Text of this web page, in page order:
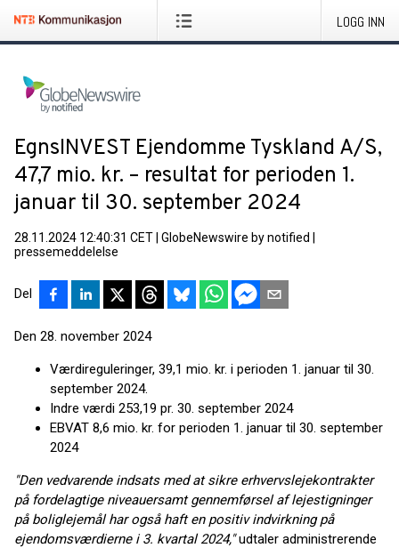
LOGG INN
EgnsINVEST Ejendomme Tyskland A/S,
47,7 mio. kr. – resultat for perioden 1.
januar til 30. september 2024
28.11.2024 12:40:31 CET GlobeNewswire by notified
pressemeddelelse
Del
Den 28. november 2024
Værdireguleringer, 39,1 mio. kr. i perioden 1. januar til 30.
september 2024.
Indre værdi 253,19 pr. 30. september 2024
EBVAT 8,6 mio. kr. for perioden 1. januar til 30. september
2024
"Den vedvarende indsats med at sikre erhvervslejekontrakter
på fordelagtige niveauersamt gennemførsel af lejestigninger
på boliglejemål har også haft en positiv indvirkning på
ejendomsværdierne i 3. kvartal 2024,"udtaler administrerende